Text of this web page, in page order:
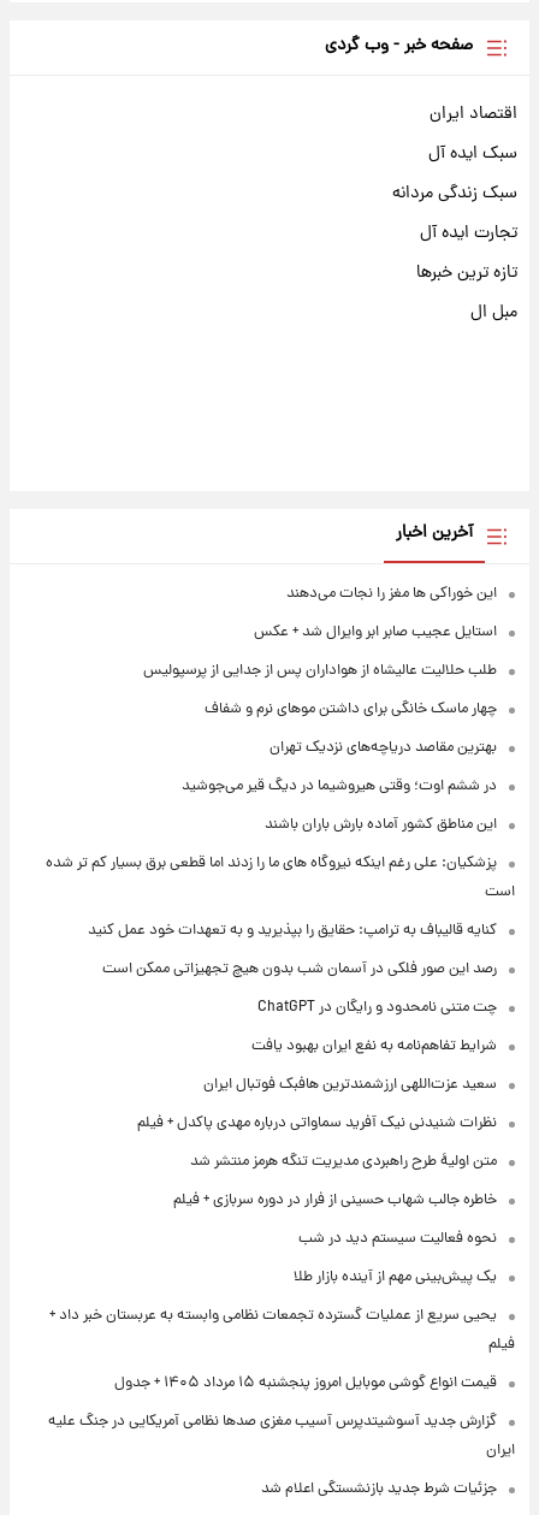
صفحه خبر - وب گردی
اقتصاد ایران
سبک ایده آل
سبک زندگی مردانه
تجارت ایده آل
تازه ترین خبرها
مبل ال
آخرین اخبار
این خوراکی ها مغز را نجات می‌دهند
استایل عجیب صابر ابر وایرال شد + عکس
طلب حلالیت عالیشاه از هواداران پس از جدایی از پرسپولیس
چهار ماسک خانگی برای داشتن موهای نرم و شفاف
بهترین مقاصد دریاچه‌های نزدیک تهران
در ششم اوت؛ وقتی هیروشیما در دیگ قیر می‌جوشید
این مناطق کشور آماده بارش باران باشند
پزشکیان: علی رغم اینکه نیروگاه های ما را زدند اما قطعی برق بسیار کم تر شده
است
کنایه قالیباف به ترامپ: حقایق را بپذیرید و به تعهدات خود عمل کنید
رصد این صور فلکی در آسمان شب بدون هیچ تجهیزاتی ممکن است
چت متنی نامحدود و رایگان در ChatGPT
شرایط تفاهم‌نامه به نفع ایران بهبود یافت
سعید عزت‌اللهی ارزشمندترین هافبک فوتبال ایران
نظرات شنیدنی نیک آفرید سماواتی درباره مهدی پاکدل + فیلم
متن اولیۀ طرح راهبردی مدیریت تنگه هرمز منتشر شد
خاطره جالب شهاب حسینی از فرار در دوره سربازی + فیلم
نحوه فعالیت سیستم دید در شب
یک پیش‌بینی مهم از آینده بازار طلا
یحیی سریع از عملیات گسترده تجمعات نظامی وابسته به عربستان خبر داد +
فیلم
قیمت انواع گوشی موبایل امروز پنجشنبه ۱۵ مرداد ۱۴۰۵ + جدول
گزارش جدید آسوشیتدپرس آسیب مغزی صدها نظامی آمریکایی در جنگ علیه
ایران
جزئیات شرط جدید بازنشستگی اعلام شد